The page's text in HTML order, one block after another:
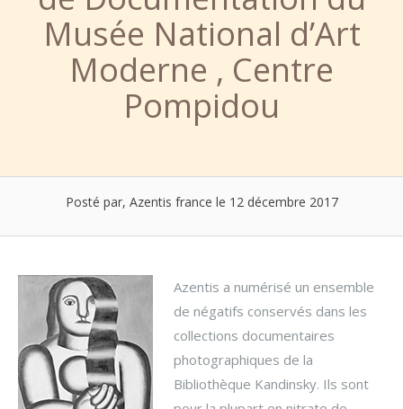
Musée National d’Art
Moderne , Centre
Pompidou
Posté par, Azentis france le 12 décembre 2017
Azentis a numérisé un ensemble
de négatifs conservés dans les
collections documentaires
photographiques de la
Bibliothèque Kandinsky. Ils sont